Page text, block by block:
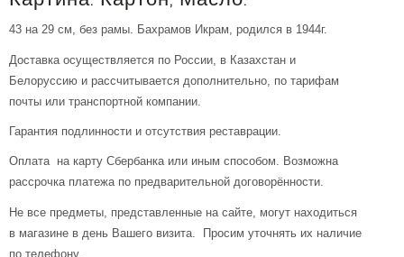
43 на 29 см, без рамы. Бахрамов Икрам, родился в 1944г.
Доставка осуществляется по России, в Казахстан и
Белоруссию и рассчитывается дополнительно, по тарифам
почты или транспортной компании.
Гарантия подлинности и отсутствия реставрации.
Оплата на карту Сбербанка или иным способом. Возможна
рассрочка платежа по предварительной договорённости.
Не все предметы, представленные на сайте, могут находиться
в магазине в день Вашего визита. Просим уточнять их наличие
по телефону.